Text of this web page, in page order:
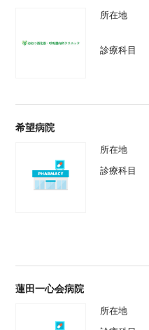
所在地
診療科目
希望病院
所在地
診療科目
蓮田一心会病院
所在地